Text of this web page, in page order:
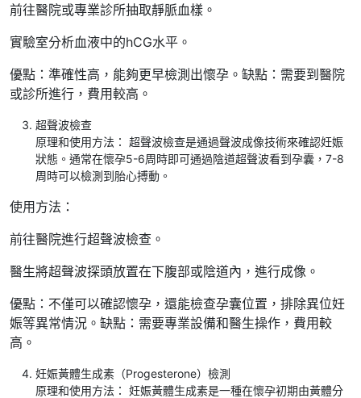
前往醫院或專業診所抽取靜脈血樣。
實驗室分析血液中的hCG水平。
優點：準確性高，能夠更早檢測出懷孕。缺點：需要到醫院
或診所進行，費用較高。
超聲波檢查
原理和使用方法： 超聲波檢查是通過聲波成像技術來確認妊娠
狀態。通常在懷孕5-6周時即可通過陰道超聲波看到孕囊，7-8
周時可以檢測到胎心搏動。
使用方法：
前往醫院進行超聲波檢查。
醫生將超聲波探頭放置在下腹部或陰道內，進行成像。
優點：不僅可以確認懷孕，還能檢查孕囊位置，排除異位妊
娠等異常情況。缺點：需要專業設備和醫生操作，費用較
高。
妊娠黃體生成素（Progesterone）檢測
原理和使用方法： 妊娠黃體生成素是一種在懷孕初期由黃體分